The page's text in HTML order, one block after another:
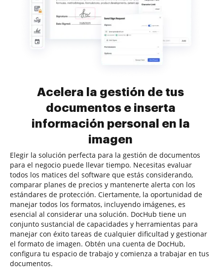
Acelera la gestión de tus
documentos e inserta
información personal en la
imagen
Elegir la solución perfecta para la gestión de documentos
para el negocio puede llevar tiempo. Necesitas evaluar
todos los matices del software que estás considerando,
comparar planes de precios y mantenerte alerta con los
estándares de protección. Ciertamente, la oportunidad de
manejar todos los formatos, incluyendo imágenes, es
esencial al considerar una solución. DocHub tiene un
conjunto sustancial de capacidades y herramientas para
manejar con éxito tareas de cualquier dificultad y gestionar
el formato de imagen. Obtén una cuenta de DocHub,
configura tu espacio de trabajo y comienza a trabajar en tus
documentos.